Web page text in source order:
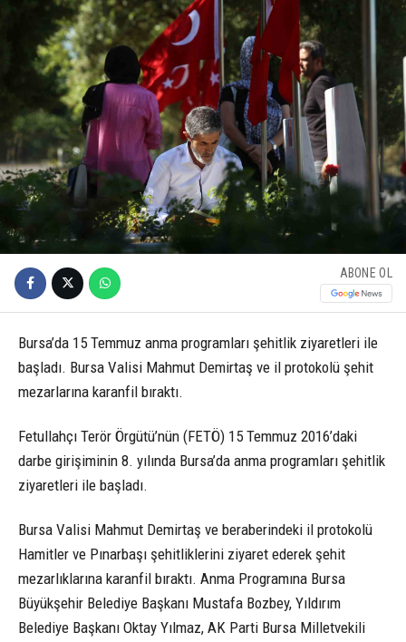
ABONE OL
Bursa’da 15 Temmuz anma programları şehitlik ziyaretleri ile
başladı. Bursa Valisi Mahmut Demirtaş ve il protokolü şehit
mezarlarına karanfil bıraktı.
Fetullahçı Terör Örgütü’nün (FETÖ) 15 Temmuz 2016’daki
darbe girişiminin 8. yılında Bursa’da anma programları şehitlik
ziyaretleri ile başladı.
Bursa Valisi Mahmut Demirtaş ve beraberindeki il protokolü
Hamitler ve Pınarbaşı şehitliklerini ziyaret ederek şehit
mezarlıklarına karanfil bıraktı. Anma Programına Bursa
Büyükşehir Belediye Başkanı Mustafa Bozbey, Yıldırım
Belediye Başkanı Oktay Yılmaz, AK Parti Bursa Milletvekili